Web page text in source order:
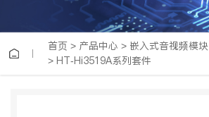
首页 > 产品中心 > 嵌入式音视频模块
> HT-Hi3519A系列套件